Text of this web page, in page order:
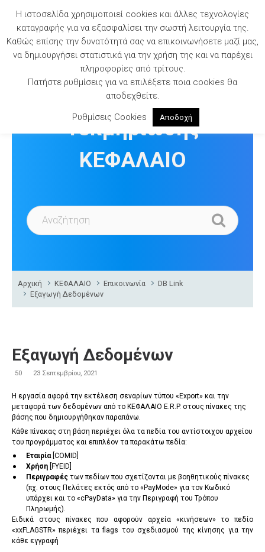
content
Βιβλιοθήκη
Τεκμηρίωσης
ΚΕΦΑΛΑΙΟ
Αρχική ΚΕΦΑΛΑΙΟ Επικοινωνία
DB Link
Εξαγωγή Δεδομένων
Εξαγωγή Δεδομένων
50 23 Σεπτεμβρίου, 2021
Η εργασία αφορά την εκτέλεση σεναρίων τύπου « Export» και την
μεταφορά των δεδομένων από το ΚΕΦΑΛΑΙΟ E.R.P. στους πίνακες της
βάσης που δημιουργήθηκαν παραπάνω.
Κάθε πίνακας στη βάση περιέχει όλα τα πεδία του αντίστοιχου αρχείου
του προγράμματος και επιπλέον τα παρακάτω πεδία:
• Εταιρία[ COMID]
• Χρήση FYEID
• Περιγραφές των πεδίων που σχετίζονται με βοηθητικούς πίνακες
(πχ. στους Πελάτες εκτός από το « PayMode» για τον Κωδικό
υπάρχει και το «cPayData» για την Περιγραφή του Τρόπου
Πληρωμής).
Ειδικά στους πίνακες που αφορούν αρχεία «κινήσεων» το πεδίο
«xxFLAGSTR» περιέχει ταflags του σχεδιασμού της κίνησης για την
κάθε εγγραφή
Η ιστοσελίδα χρησιμοποιεί cookies και άλλες τεχνολογίες
καταγραφής για να εξασφαλίσει την σωστή λειτουργία της.
Καθώς επίσης την δυνατότητά σας να επικοινωνήσετε μαζί μας,
να δημιουργήσει στατιστικά για την χρήση της και να παρέχει
πληροφορίες από τρίτους.
Πατήστε ρυθμίσεις για να επιλέξετε ποια cookies θα
αποδεχθείτε.
Ρυθμίσεις Cookies
Αποδοχή